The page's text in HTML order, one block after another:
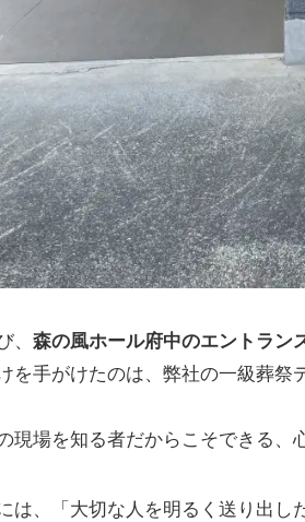
、 森の風ホール府中のエントラン
を手がけたのは、弊社の一級葬祭
現場を知る者だからこそできる、
は、「大切な人を明るく送り出し